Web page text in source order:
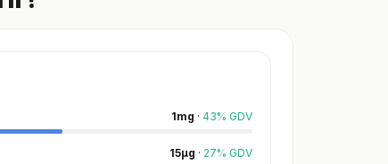
1mg · 43% GDV
15µg · 27% GDV